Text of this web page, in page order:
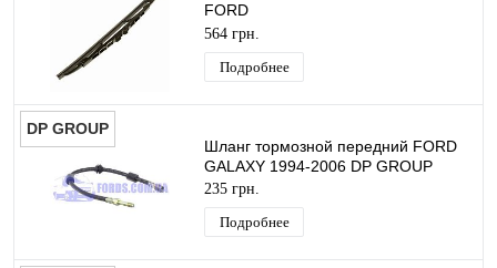
FORD
FIESTA/FUSION/TRANSIT/FOCUS/C-
MAX 2001-2014 (380MM) ORIGINAL
564 грн.
Подробнее
DP GROUP
Шланг тормозной передний FORD
GALAXY 1994-2006 DP GROUP
235 грн.
Подробнее